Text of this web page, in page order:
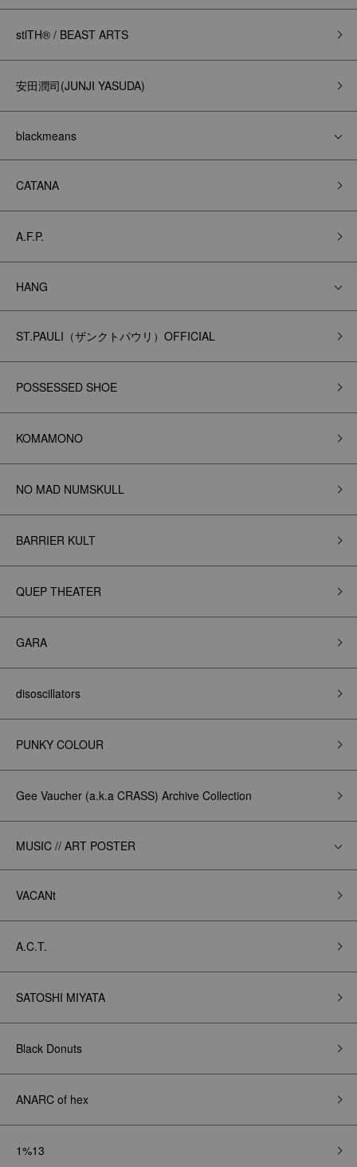
stlTH® / BEAST ARTS
安田潤司(JUNJI YASUDA)
blackmeans
CATANA
A.F.P.
HANG
ST.PAULI（ザンクトパウリ）OFFICIAL
POSSESSED SHOE
KOMAMONO
NO MAD NUMSKULL
BARRIER KULT
QUEP THEATER
GARA
disoscillators
PUNKY COLOUR
Gee Vaucher (a.k.a CRASS) Archive Collection
MUSIC // ART POSTER
VACANt
A.C.T.
SATOSHI MIYATA
Black Donuts
ANARC of hex
1%13